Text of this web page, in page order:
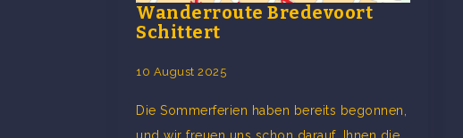
Wanderroute Bredevoort
Schittert
10 August 2025
Die Sommerferien haben bereits begonnen,